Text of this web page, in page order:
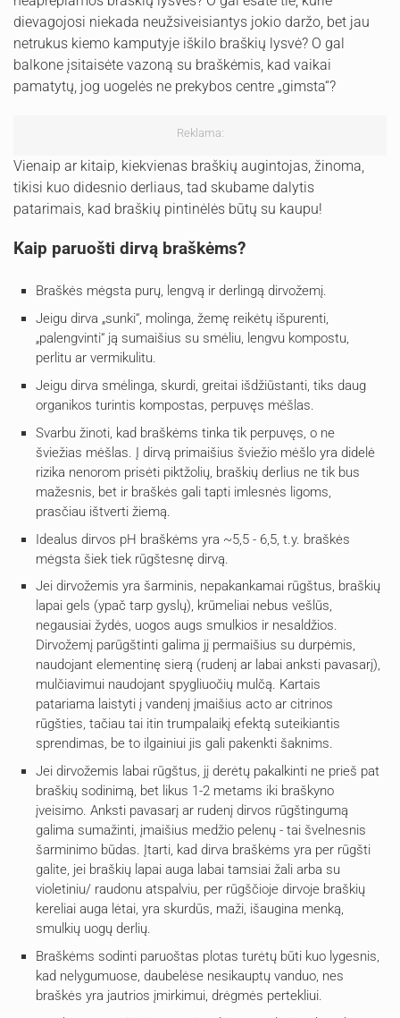
dievagojosi niekada neužsiveisiantys jokio daržo, bet jau
netrukus kiemo kamputyje iškilo braškių lysvė? O gal
balkone įsitaisėte vazoną su braškėmis, kad vaikai
pamatytų, jog uogelės ne prekybos centre „gimsta“?
Reklama:
Vienaip ar kitaip, kiekvienas braškių augintojas, žinoma,
tikisi kuo didesnio derliaus, tad skubame dalytis
patarimais, kad braškių pintinėlės būtų su kaupu!
Kaip paruošti dirvą braškėms?
Braškės mėgsta purų, lengvą ir derlingą dirvožemį.
Jeigu dirva „sunki“, molinga, žemę reikėtų išpurenti,
„palengvinti“ ją sumaišius su smėliu, lengvu kompostu,
perlitu ar vermikulitu.
Jeigu dirva smėlinga, skurdi, greitai išdžiūstanti, tiks daug
organikos turintis kompostas, perpuvęs mėšlas.
Svarbu žinoti, kad braškėms tinka tik perpuvęs, o ne
šviežias mėšlas. Į dirvą primaišius šviežio mėšlo yra didelė
rizika nenorom prisėti piktžolių, braškių derlius ne tik bus
mažesnis, bet ir braškės gali tapti imlesnės ligoms,
prasčiau ištverti žiemą.
Idealus dirvos pH braškėms yra ~5,5 - 6,5, t.y. braškės
mėgsta šiek tiek rūgštesnę dirvą.
Jei dirvožemis yra šarminis, nepakankamai rūgštus, braškių
lapai gels (ypač tarp gyslų), krūmeliai nebus vešlūs,
negausiai žydės, uogos augs smulkios ir nesaldžios.
Dirvožemį parūgštinti galima jį permaišius su durpėmis,
naudojant elementinę sierą (rudenį ar labai anksti pavasarį),
mulčiavimui naudojant spygliuočių mulčą. Kartais
patariama laistyti į vandenį įmaišius acto ar citrinos
rūgšties, tačiau tai itin trumpalaikį efektą suteikiantis
sprendimas, be to ilgainiui jis gali pakenkti šaknims.
Jei dirvožemis labai rūgštus, jį derėtų pakalkinti ne prieš pat
braškių sodinimą, bet likus 1-2 metams iki braškyno
įveisimo. Anksti pavasarį ar rudenį dirvos rūgštingumą
galima sumažinti, įmaišius medžio pelenų - tai švelnesnis
šarminimo būdas. Įtarti, kad dirva braškėms yra per rūgšti
galite, jei braškių lapai auga labai tamsiai žali arba su
violetiniu/ raudonu atspalviu, per rūgščioje dirvoje braškių
kereliai auga lėtai, yra skurdūs, maži, išaugina menką,
smulkių uogų derlių.
Braškėms sodinti paruoštas plotas turėtų būti kuo lygesnis,
kad nelygumuose, daubelėse nesikauptų vanduo, nes
braškės yra jautrios įmirkimui, drėgmės pertekliui.